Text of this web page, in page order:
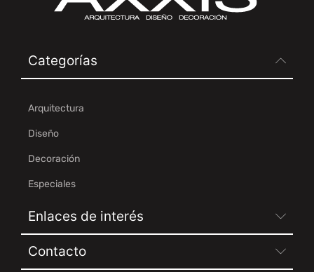
Categorías
Arquitectura
Diseño
Decoración
Especiales
Enlaces de interés
Contacto